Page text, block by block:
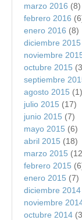
marzo 2016 (8)
febrero 2016
enero 2016 (8)
diciembre 2015
noviembre
octubre 2015
septiembre
agosto 2015 (1)
julio 2015 (17)
junio 2015 (7)
mayo 2015 (6)
abril 2015 (18)
marzo 2015
febrero 2015
enero 2015 (7)
diciembre 2014
noviembre
octubre 2014